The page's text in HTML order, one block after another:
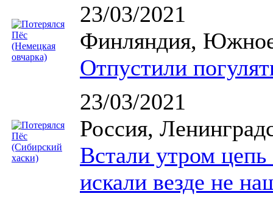
23/03/2021
Финляндия,
Отпустили
23/03/2021
Россия,
Встали утром цепь
искали везде не